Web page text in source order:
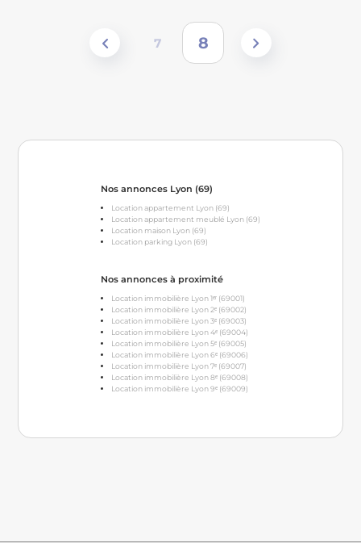
7 8
Nos annonces Lyon (69)
Location appartement Lyon (69)
Location appartement meublé Lyon (69)
Location maison Lyon (69)
Location parking Lyon (69)
Nos annonces à proximité
Location immobilière Lyon 1ᵉʳ (69001)
Location immobilière Lyon 2ᵉ (69002)
Location immobilière Lyon 3ᵉ (69003)
Location immobilière Lyon 4ᵉ (69004)
Location immobilière Lyon 5ᵉ (69005)
Location immobilière Lyon 6ᵉ (69006)
Location immobilière Lyon 7ᵉ (69007)
Location immobilière Lyon 8ᵉ (69008)
Location immobilière Lyon 9ᵉ (69009)